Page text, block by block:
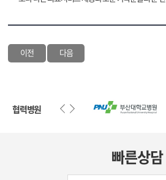
이전 다음
협력병원
빠른상담